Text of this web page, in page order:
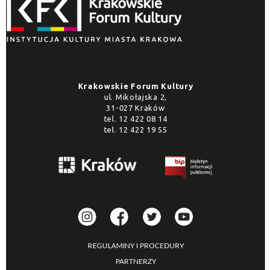
Krakowskie Forum Kultury
ul. Mikołajska 2,
31-027 Kraków
tel. 12 422 08 14
tel. 12 422 19 55
REGULAMINY I PROCEDURY
PARTNERZY